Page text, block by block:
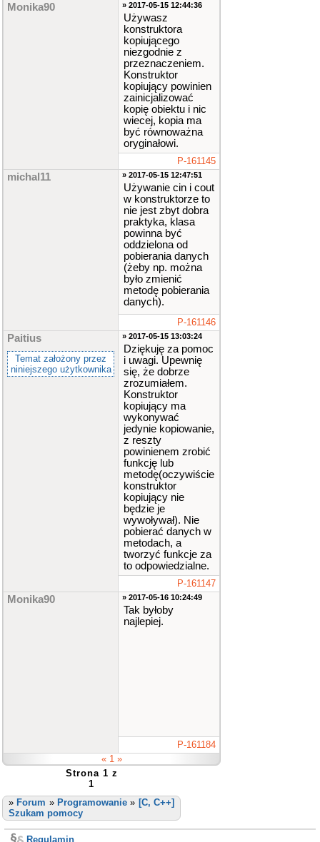
Monika90 » 2017-05-15 12:44:36
Używasz
konstruktora
kopiującego
niezgodnie z
przeznaczeniem.
Konstruktor
kopiujący powinien
zainicjalizować
kopię obiektu i nic
wiecej, kopia ma
być równoważna
oryginałowi.
P-161145
michal11 » 2017-05-15 12:47:51
Używanie cin i cout
w konstruktorze to
nie jest zbyt dobra
praktyka, klasa
powinna być
oddzielona od
pobierania danych
(żeby np. można
było zmienić
metodę pobierania
danych).
P-161146
Paitius
Temat założony przez
niniejszego użytkownika
» 2017-05-15 13:03:24
Dziękuję za pomoc
i uwagi. Upewnię
się, że dobrze
zrozumiałem.
Konstruktor
kopiujący ma
wykonywać
jedynie kopiowanie,
z reszty
powinienem zrobić
funkcję lub
metodę(oczywiście
konstruktor
kopiujący nie
będzie je
wywoływał). Nie
pobierać danych w
metodach, a
tworzyć funkcje za
to odpowiedzialne.
P-161147
Monika90 » 2017-05-16 10:24:49
Tak byłoby
najlepiej.
P-161184
« 1 »
Strona 1 z
1
» Forum » Programowanie » [C, C++]
Szukam pomocy
Regulamin